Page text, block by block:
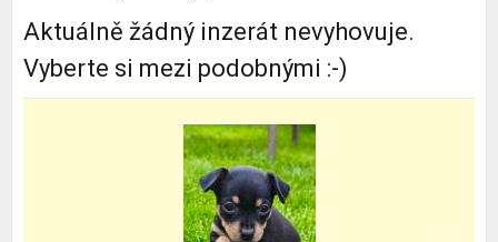
Aktuálně žádný inzerát nevyhovuje.
Vyberte si mezi podobnými :-)